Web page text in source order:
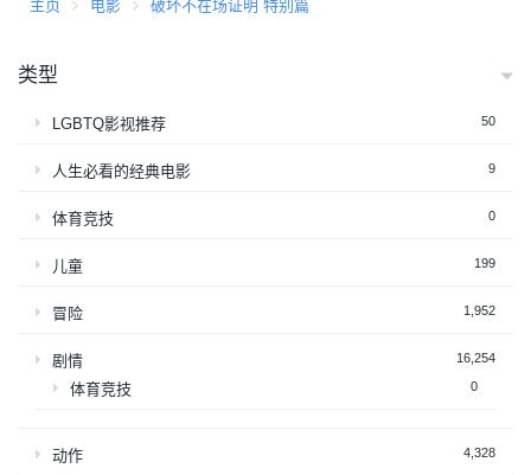
主页 电影 破坏不在场证明 特别篇
类型
LGBTQ影视推荐 50
人生必看的经典电影 9
体育竞技 0
儿童 199
冒险 1,952
剧情 16,254
体育竞技 0
动作 4,328